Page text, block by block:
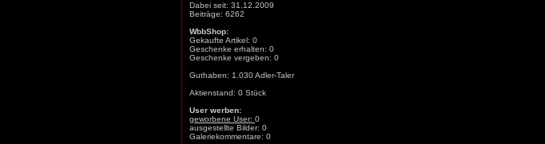
Dabei seit: 31.12.2009
Beiträge: 6262
WbbShop:
Gekaufte Artikel: 0
Geschenke erhalten: 0
Geschenke vergeben: 0
Guthaben: 1.030 Adler-Taler
Aktienstand: 0 Stück
User werben:
geworbene User: 0
ausgestellte Bilder: 0
Galeriekommentare: 0